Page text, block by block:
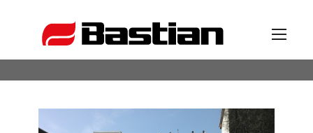
Unternehmen